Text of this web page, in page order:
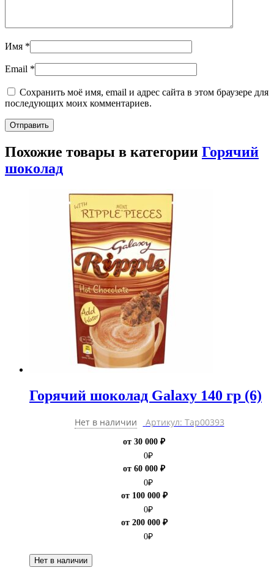
Имя *
Email *
Сохранить моё имя, email и адрес сайта в этом браузере для
последующих моих комментариев.
Похожие товары в категории Горячий
шоколад
Горячий шоколад Galaxy 140 гр (6)
Нет в наличии Артикул: Тар00393
от 30 000 ₽
0₽
от 60 000 ₽
0₽
от 100 000 ₽
0₽
от 200 000 ₽
0₽
Нет в наличии